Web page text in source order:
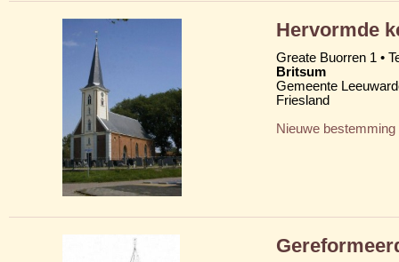
Hervormde
Greate Buorren 1 •
Britsum
Gemeente
Friesland
Nieuwe bestemming